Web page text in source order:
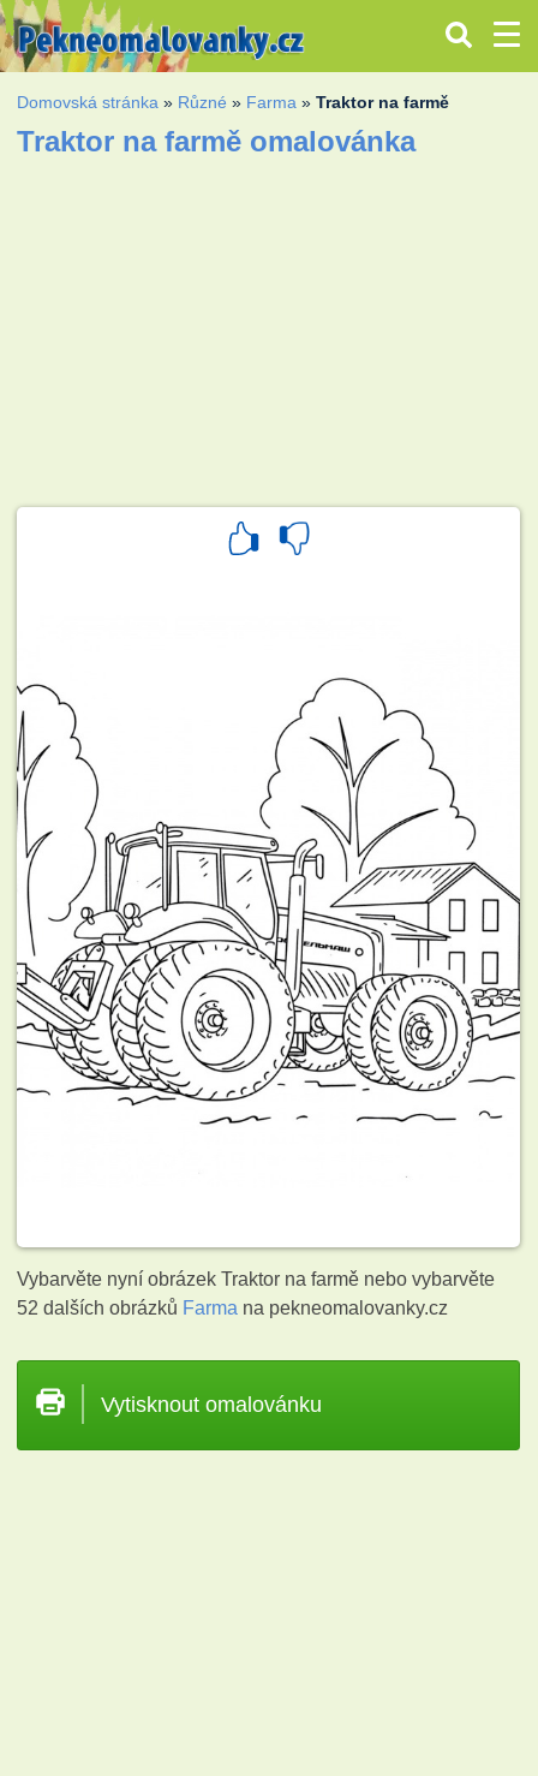
Domovská stránka » Různé » Farma »Traktor na farmě
Traktor na farmě omalovánka
Vybarvěte nyní obrázek Traktor na farmě nebo vybarvěte
52 dalších obrázků Farma na pekneomalovanky.cz
Vytisknout omalovánku